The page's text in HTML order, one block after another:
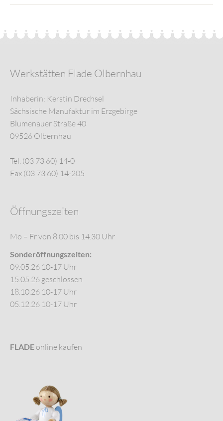
Werkstätten Flade Olbernhau
Inhaberin: Kerstin Drechsel
Sächsische Manufaktur im Erzgebirge
Blumenauer Straße 40
09526 Olbernhau
Tel. (03 73 60) 14-0
Fax (03 73 60) 14-205
Öffnungszeiten
Mo – Fr von 8.00 bis 14.30 Uhr
Sonderöffnungszeiten:
09.05.26 10-17 Uhr
15.05.26 geschlossen
18.10.26 10-17 Uhr
05.12.26 10-17 Uhr
FLADE online kaufen